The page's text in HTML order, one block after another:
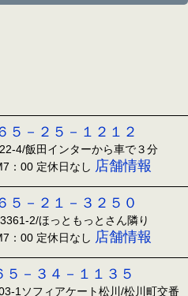
５－２５－１２１２
4/飯田インターから車で３分
：00 定休日なし 店舗情報
５－２１－３２５０
2/ほっともっとさん隣り
：00 定休日なし 店舗情報
５－３４－１１３５
1ソフィアケート松川/松川町交番